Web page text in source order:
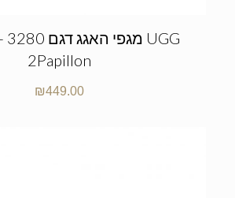
2Papillon
₪449.00